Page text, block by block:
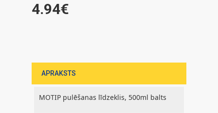
4.94€
APRAKSTS
MOTIP pulēšanas līdzeklis, 500ml balts